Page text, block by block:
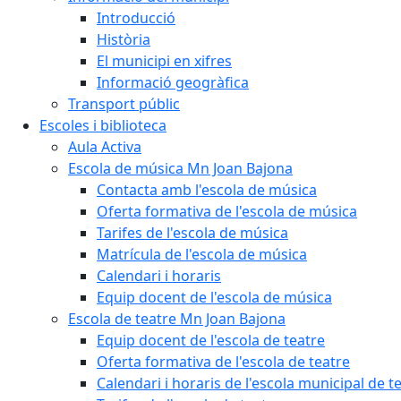
Introducció
Història
El municipi en xifres
Informació geogràfica
Transport públic
Escoles i biblioteca
Aula Activa
Escola de música Mn Joan Bajona
Contacta amb l'escola de música
Oferta formativa de l'escola de música
Tarifes de l'escola de música
Matrícula de l'escola de música
Calendari i horaris
Equip docent de l'escola de música
Escola de teatre Mn Joan Bajona
Equip docent de l'escola de teatre
Oferta formativa de l'escola de teatre
Calendari i horaris de l'escola municipal de